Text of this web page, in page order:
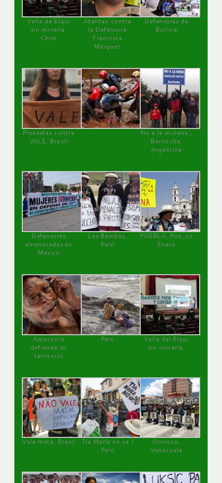
Valle de Elqui
sin minería.
Chile
Atentan contra
la Defensora
Francisca
Márquez
Defensoras de
Bolivia
Protestas contra
VALE, Brasil
No a la minería ,
Bariloche,
Argentina
Defensoras
amenazadas en
México
Las Bambas,
Perú
PUEBLA, Pue, 27
Enero
Amazonía
defiende su
territorio
Perú
Valle del Elqui
sin minería.
Vale mata, Brasil
Tía María no va !
Perú
Orinoco,
Venezuela